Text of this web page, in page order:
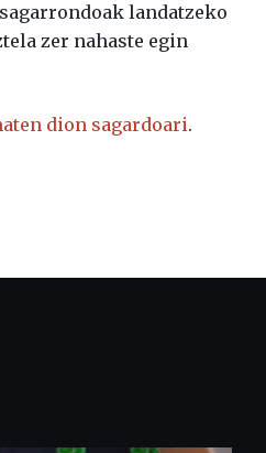
landatzeko
zer nahaste egin
dion sagardoari.